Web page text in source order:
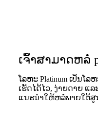
ເຈົ້າສາມາດຫລໍ່
ໂລຫະ Platinum ເປັນໂລ
ເຮັດໄດ້ໄວ, ງ່າຍດາຍ
ແນະນໍາໃຫ້ຫລໍ່ພາຍໃຕ້ສູ